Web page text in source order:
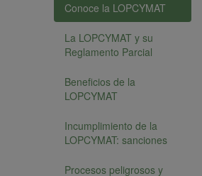
Conoce la LOPCYMAT
La LOPCYMAT y su
Reglamento Parcial
Beneficios de la
LOPCYMAT
Incumplimiento de la
LOPCYMAT: sanciones
Procesos peligrosos y